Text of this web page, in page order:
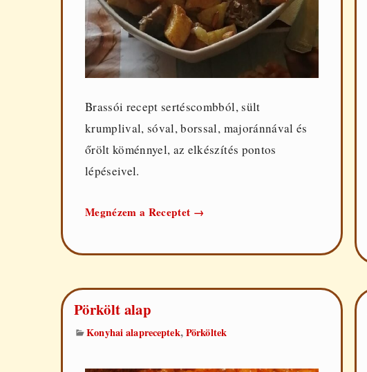
Brassói recept sertéscombból, sült
krumplival, sóval, borssal, majoránnával és
őrölt köménnyel, az elkészítés pontos
lépéseivel.
Megnézem a Receptet Brassói
→
Pörkölt alap
Konyhai alapreceptek,Pörköltek